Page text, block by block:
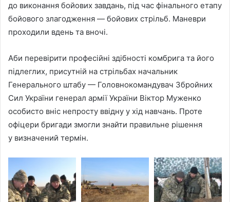
до виконання бойових завдань, під час фінального етапу
бойового злагодження — бойових стрільб. Маневри
проходили вдень та вночі.
Аби перевірити професійні здібності комбрига та його
підлеглих, присутній на стрільбах начальник
Генерального штабу — Головнокомандувач Збройних
Сил України генерал армії України Віктор Муженко
особисто вніс непросту ввідну у хід навчань. Проте
офіцери бригади змогли знайти правильне рішення
у визначений термін.